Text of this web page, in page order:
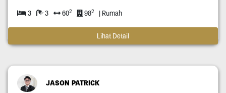
3 3 602 982 | Rumah
Lihat Detail
JASON PATRICK